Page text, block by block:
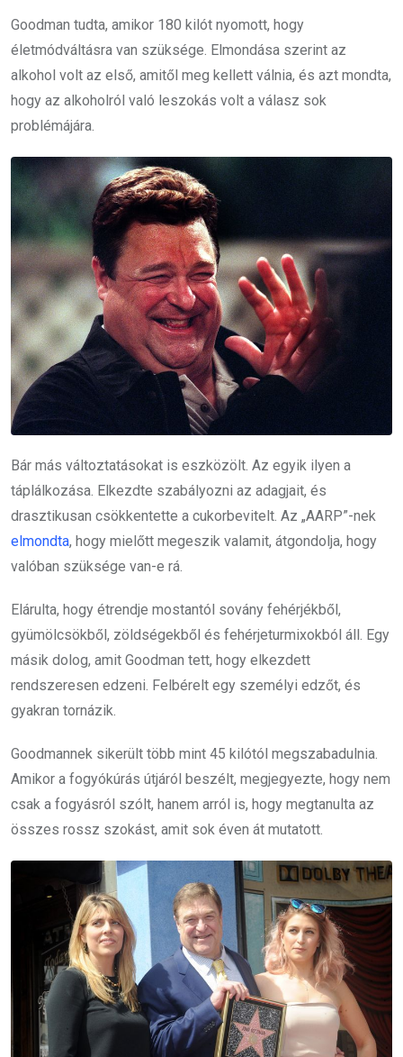
Goodman tudta, amikor 180 kilót nyomott, hogy
életmódváltásra van szüksége. Elmondása szerint az
alkohol volt az első, amitől meg kellett válnia, és azt mondta,
hogy az alkoholról való leszokás volt a válasz sok
problémájára.
Bár más változtatásokat is eszközölt. Az egyik ilyen a
táplálkozása. Elkezdte szabályozni az adagjait, és
drasztikusan csökkentette a cukorbevitelt. Az „AARP”-nek
elmondta, hogy mielőtt megeszik valamit, átgondolja, hogy
valóban szüksége van-e rá.
Elárulta, hogy étrendje mostantól sovány fehérjékből,
gyümölcsökből, zöldségekből és fehérjeturmixokból áll. Egy
másik dolog, amit Goodman tett, hogy elkezdett
rendszeresen edzeni. Felbérelt egy személyi edzőt, és
gyakran tornázik.
Goodmannek sikerült több mint 45 kilótól megszabadulnia.
Amikor a fogyókúrás útjáról beszélt, megjegyezte, hogy nem
csak a fogyásról szólt, hanem arról is, hogy megtanulta az
összes rossz szokást, amit sok éven át mutatott.